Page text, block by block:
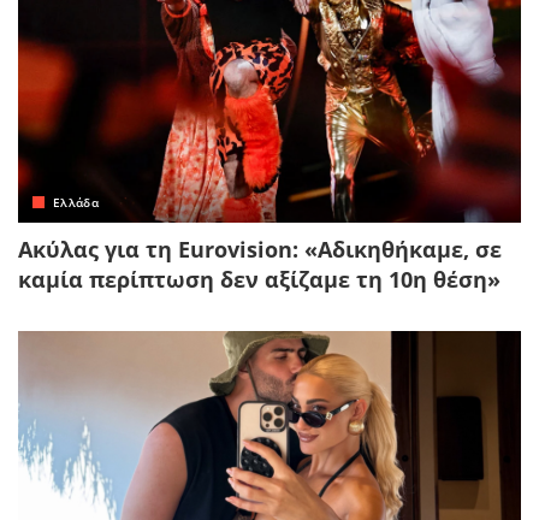
Ελλάδα
Ακύλας για τη Eurovision: «Αδικηθήκαμε, σε
καμία περίπτωση δεν αξίζαμε τη 10η θέση»